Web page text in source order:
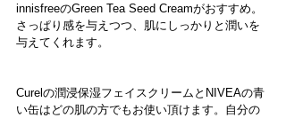
innisfreeのGreen Tea Seed Creamがおすすめ。
さっぱり感を与えつつ、肌にしっかりと潤いを
与えてくれます。
Curelの潤浸保湿フェイスクリームとNIVEAの青
い缶はどの肌の方でもお使い頂けます。自分の